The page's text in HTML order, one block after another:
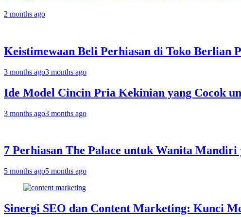
2 months ago
Keistimewaan Beli Perhiasan di Toko Berlian
3 months ago3 months ago
Ide Model Cincin Pria Kekinian yang Cocok
3 months ago3 months ago
7 Perhiasan The Palace untuk Wanita Mandiri
5 months ago5 months ago
Sinergi SEO dan Content Marketing: Kunci